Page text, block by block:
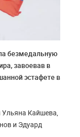
безмедальную
завоевав в
эстафете в
Ульяна Кайшева,
и Эдуард